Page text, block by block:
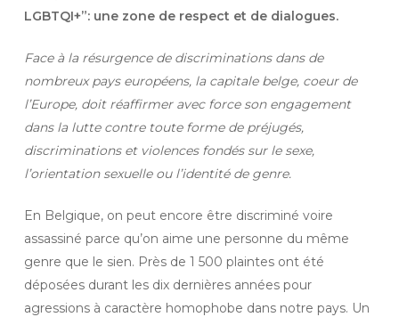
LGBTQI+”: une zone de respect et de dialogues.
Face à la résurgence de discriminations dans de
nombreux pays européens, la capitale belge, coeur de
l’Europe, doit réaffirmer avec force son engagement
dans la lutte contre toute forme de préjugés,
discriminations et violences fondés sur le sexe,
l’orientation sexuelle ou l’identité de genre.
En Belgique, on peut encore être discriminé voire
assassiné parce qu’on aime une personne du même
genre que le sien. Près de 1 500 plaintes ont été
déposées durant les dix dernières années pour
agressions à caractère homophobe dans notre pays. Un